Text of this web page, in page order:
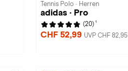
Tennis Polo · Herren
adidas · Pro
(20) 1
CHF 52,99 UVP CHF 82,95